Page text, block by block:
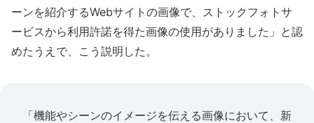
ーンを紹介するWebサイトの画像で、ストックフォトサ
ービスから利用許諾を得た画像の使用がありました」と認
めたうえで、こう説明した。
「機能やシーンのイメージを伝える画像において、新